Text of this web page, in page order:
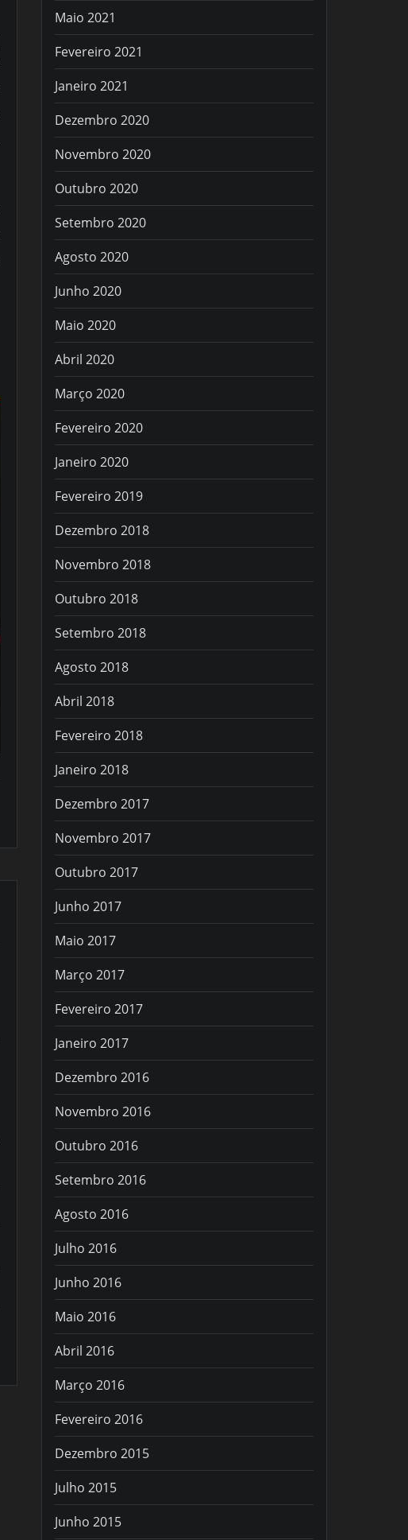
Maio 2021
Fevereiro 2021
Janeiro 2021
Dezembro 2020
Novembro 2020
Outubro 2020
Setembro 2020
Agosto 2020
Junho 2020
Maio 2020
Abril 2020
Março 2020
Fevereiro 2020
Janeiro 2020
Fevereiro 2019
Dezembro 2018
Novembro 2018
Outubro 2018
Setembro 2018
Agosto 2018
Abril 2018
Fevereiro 2018
Janeiro 2018
Dezembro 2017
Novembro 2017
Outubro 2017
Junho 2017
Maio 2017
Março 2017
Fevereiro 2017
Janeiro 2017
Dezembro 2016
Novembro 2016
Outubro 2016
Setembro 2016
Agosto 2016
Julho 2016
Junho 2016
Maio 2016
Abril 2016
Março 2016
Fevereiro 2016
Dezembro 2015
Julho 2015
Junho 2015